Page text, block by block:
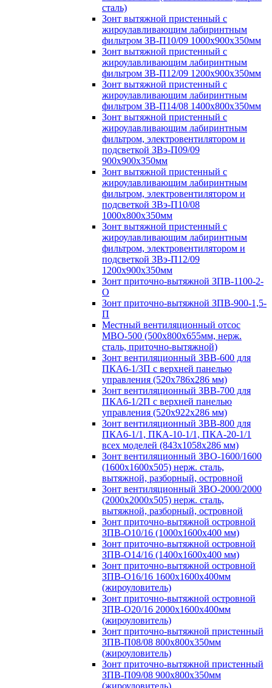
сталь)
Зонт вытяжной пристенный с
жироулавливающим лабиринтным
фильтром ЗВ-П10/09 1000х900х350мм
Зонт вытяжной пристенный с
жироулавливающим лабиринтным
фильтром ЗВ-П12/09 1200х900х350мм
Зонт вытяжной пристенный с
жироулавливающим лабиринтным
фильтром ЗВ-П14/08 1400х800х350мм
Зонт вытяжной пристенный с
жироулавливающим лабиринтным
фильтром, электровентилятором и
подсветкой ЗВэ-П09/09
900х900х350мм
Зонт вытяжной пристенный с
жироулавливающим лабиринтным
фильтром, электровентилятором и
подсветкой ЗВэ-П10/08
1000х800х350мм
Зонт вытяжной пристенный с
жироулавливающим лабиринтным
фильтром, электровентилятором и
подсветкой ЗВэ-П12/09
1200х900х350мм
Зонт приточно-вытяжной ЗПВ-1100-2-
О
Зонт приточно-вытяжной ЗПВ-900-1,5-
П
Местный вентиляционный отсос
МВО-500 (500х800х655мм, нерж.
сталь, приточно-вытяжной)
Зонт вентиляционный ЗВВ-600 для
ПКА6-1/3П с верхней панелью
управления (520х786х286 мм)
Зонт вентиляционный ЗВВ-700 для
ПКА6-1/2П с верхней панелью
управления (520х922х286 мм)
Зонт вентиляционный ЗВВ-800 для
ПКА6-1/1, ПКА-10-1/1, ПКА-20-1/1
всех моделей (843х1058х286 мм)
Зонт вентиляционный ЗВО-1600/1600
(1600х1600х505) нерж. сталь,
вытяжной, разборный, островной
Зонт вентиляционный ЗВО-2000/2000
(2000х2000х505) нерж. сталь,
вытяжной, разборный, островной
Зонт приточно-вытяжной островной
ЗПВ-О10/16 (1000х1600х400 мм)
Зонт приточно-вытяжной островной
ЗПВ-О14/16 (1400х1600х400 мм)
Зонт приточно-вытяжной островной
ЗПВ-О16/16 1600х1600х400мм
(жироуловитель)
Зонт приточно-вытяжной островной
ЗПВ-О20/16 2000х1600х400мм
(жироуловитель)
Зонт приточно-вытяжной пристенный
ЗПВ-П08/08 800х800х350мм
(жироуловитель)
Зонт приточно-вытяжной пристенный
ЗПВ-П09/08 900х800х350мм
(жироуловитель)